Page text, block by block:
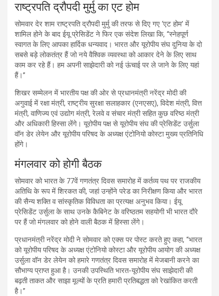
राष्ट्रपति द्रौपदी मुर्मु का एट होम
सोमवार देर शाम राष्ट्रपति द्रौपदी मुर्मु की तरफ से दिए गए ‘एट होम’ में
शामिल होने के बाद ईयू प्रेसिडेंट ने फिर एक संदेश लिखा कि, “स्नेहपूर्ण
स्वागत के लिए आपका हार्दिक धन्यवाद। भारत और यूरोपीय संघ दुनिया के दो
सबसे बड़े लोकतंत्र हैं जो नये वैश्विक व्यवस्था को आकार देने के लिए साथ
काम कर रहे हैं। हम अपनी साझेदारी को नई ऊंचाई पर ले जाने के लिए यहां
हैं।”
शिखर सम्मेलन में भारतीय पक्ष की ओर से प्रधानमंत्री नरेंद्र मोदी की
अगुवाई में रक्षा मंत्री, राष्ट्रीय सुरक्षा सलाहकार (एनएसए), विदेश मंत्री, वित्त
मंत्री, वाणिज्य एवं उद्योग मंत्री, रेलवे व संचार मंत्री सहित कुछ वरिष्ठ मंत्री
और अधिकारी हिस्सा लेंगे। यूरोपीय पक्ष से यूरोपीय संघ की प्रेसिडेंट उर्सुला
वॉन डेर लेयेन और यूरोपीय परिषद के अध्यक्ष एंटोनियो कोस्टा मुख्य प्रतिनिधि
होंगे।
मंगलवार को होगी बैठक
सोमवार को भारत के 77वें गणतंत्र दिवस समारोह में कर्तव्य पथ पर राजकीय
अतिथि के रूप में शिरकत की, जहां उन्होंने परेड का निरीक्षण किया और भारत
की सैन्य शक्ति व सांस्कृतिक विविधता का प्रत्यक्ष अनुभव किया। ईयू
प्रेसिडेंट उर्सुला के साथ उनके कैबिनेट के वरिष्ठतम सहयोगी भी भारत दौरे
पर हैं जो मंगलवार को होने वाली बैठक में हिस्सा लेंगे।
प्रधानमंत्री नरेंद्र मोदी ने सोमवार को एक्स पर पोस्ट करते हुए कहा, “भारत
को यूरोपीय परिषद के अध्यक्ष एंटोनियो कोस्टा और यूरोपीय आयोग की अध्यक्ष
उर्सुला वॉन डेर लेयेन को हमारे गणतंत्र दिवस समारोह में मेजबानी करने का
सौभाग्य प्राप्त हुआ है। उनकी उपस्थिति भारत-यूरोपीय संघ साझेदारी की
बढ़ती ताकत और साझा मूल्यों के प्रति हमारी प्रतिबद्धता को रेखांकित करती
है।”